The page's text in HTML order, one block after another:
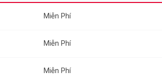
Miễn Phí
Miễn Phí
Miễn Phí